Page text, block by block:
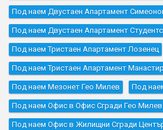
Под наем Двустаен Апартамент
Под наем Двустаен Апартамент
Под наем Тристаен Апартамент Лозенец
Под наем Тристаен Апартамент
Под наем Мезонет Гео Милев Под
Под наем Офис в Офис Сгради Гео Милев
Под наем Офис в Жилищни Сгради